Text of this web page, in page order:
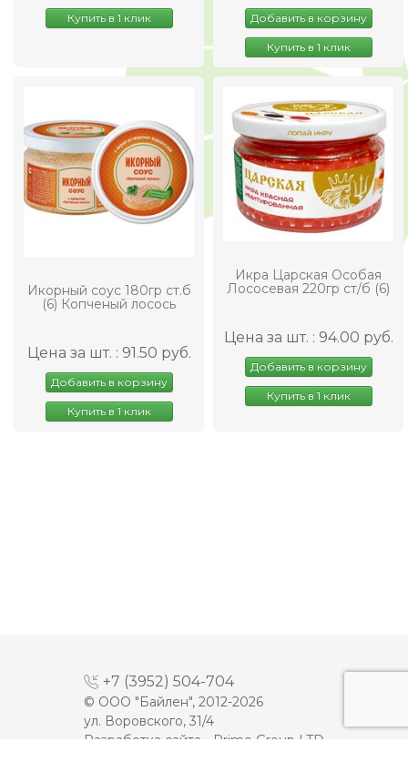
Купить в 1 клик Добавить в корзину
Купить в 1 клик
Икорный соус 180гр ст.б
(6) Копченый лосось
Цена за шт. : 91.50 руб.
Добавить в корзину
Купить в 1 клик
Икра Царская Особая
Лососевая 220гр ст/б (6)
Цена за шт. : 94.00 руб.
Добавить в корзину
Купить в 1 клик
+7 (3952) 504-704
© ООО "Байлен", 2012-2026
ул. Воровского, 31/4
Разработка сайта -
Prime Group LTD